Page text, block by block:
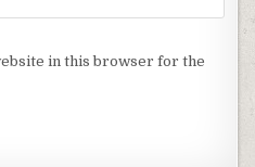
in this browser for the